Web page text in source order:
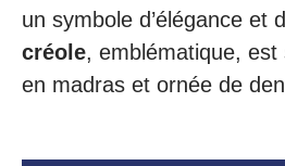
un symbole d’élégance et
créole, emblématique, est
en madras et ornée de